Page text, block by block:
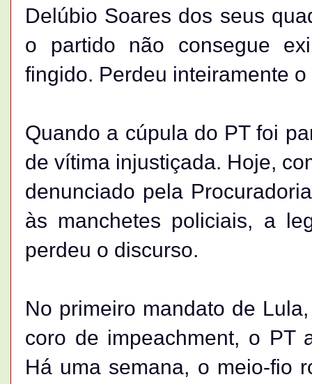
Delúbio Soares dos seus
o partido não consegue
fingido. Perdeu inteiramente o
Quando a cúpula do PT foi
de vítima injustiçada. Hoje,
denunciado pela
às manchetes policiais, a
perdeu o discurso.
No primeiro mandato de
coro de impeachment, o PT
Há uma semana, o meio-fio